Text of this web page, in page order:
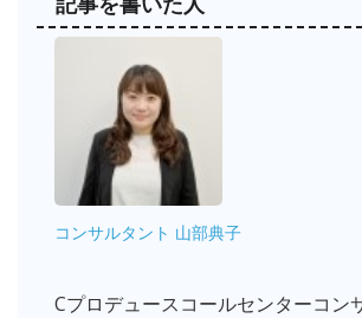
コンサルタント 山部典子
Cプロデュースコールセンターコン